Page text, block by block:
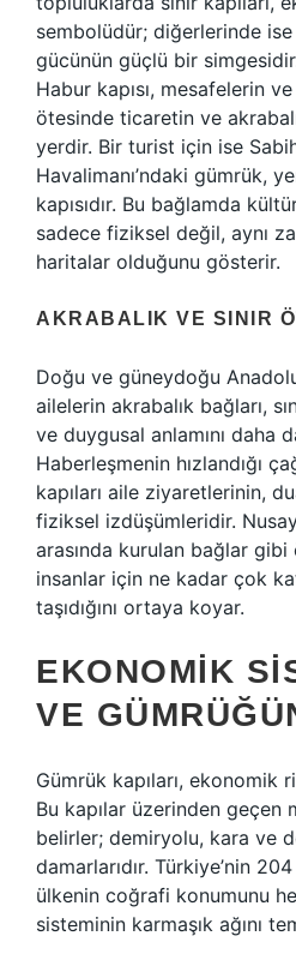
sembolüdür; diğerlerinde
gücünün güçlü bir
Habur kapısı, mesafelerin ve
ötesinde ticaretin ve
yerdir. Bir turist için ise
Havalimanı’ndaki gümrük,
kapısıdır. Bu bağlamda
sadece fiziksel değil, aynı
haritalar olduğunu gösterir.
AKRABALIK VE SINIR
Doğu ve güneydoğu
ailelerin akrabalık bağları,
ve duygusal anlamını daha
Haberleşmenin hızlandığı
kapıları aile ziyaretlerinin,
fiziksel izdüşümleridir.
arasında kurulan bağlar
insanlar için ne kadar çok
taşıdığını ortaya koyar.
EKONOMIK
VE
Gümrük kapıları, ekonomik
Bu kapılar üzerinden geçen
belirler; demiryolu, kara ve
damarlarıdır. Türkiye’nin
ülkenin coğrafi konumunu
sisteminin karmaşık ağını